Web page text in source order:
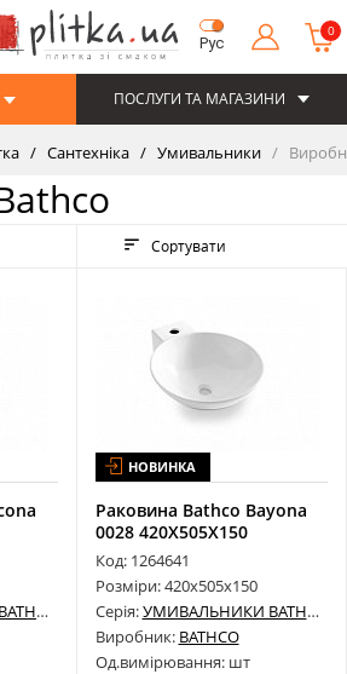
Рус
0
ПОСЛУГИ ТА МАГАЗИНИ
Сантехніка Умивальники
Сортувати
НОВИНКА
Раковина Bathco Bayona
0028 420X505X150
Код: 1264641
Розміри: 420х505х150
Серія:УМИВАЛЬНИКИ BATHCO
Виробник: BATHCO
Од.вимірювання: шт